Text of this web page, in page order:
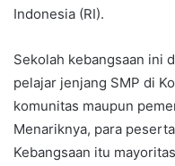
Indonesia (RI).
Sekolah kebangsaan ini
pelajar jenjang SMP di
komunitas maupun
Menariknya, para
Kebangsaan itu